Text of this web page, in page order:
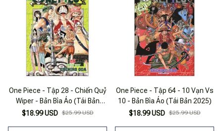
One Piece - Tập 28 - Chiến Quỷ
Wiper - Bản Bìa Áo (Tái Bản
2025)
$18.99 USD $25.99 USD
One Piece - Tập 64 - 10 Vạn Vs
10 - Bản Bìa Áo (Tái Bản 2025)
$18.99 USD $25.99 USD